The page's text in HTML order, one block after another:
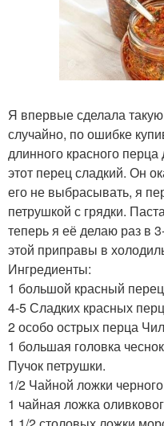
Я впервые сделала
случайно, по ошибке
длинного красного
этот перец сладкий. Он
его не выбрасывать, я
петрушкой с грядки.
теперь я её делаю раз в
этой приправы в
Ингредиенты:
1 большой красный
4-5 Сладких красных
2 особо острых перца
1 большая головка
Пучок петрушки.
1/2 Чайной ложки
1 чайная ложка